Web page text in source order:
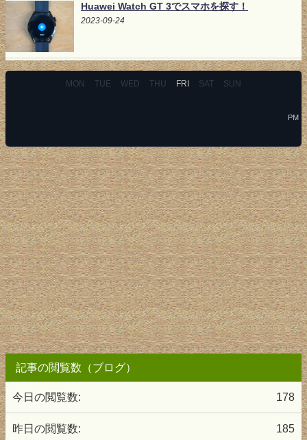
Huawei Watch GT 3でスマホを探す！
2023-09-24
MON TUE WED THU FRI SAT SUN
PM
記事の閲覧数（ブログ）
178
今日の閲覧数:
185
昨日の閲覧数: